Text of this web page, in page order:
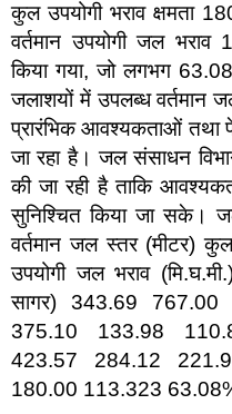
कुल उपयोगी भराव क्षमता
वर्तमान उपयोगी जल
किया गया, जो लगभग
जलाशयों में उपलब्ध वर्तमान
प्रारंभिक आवश्यकताओं तथा
जा रहा है। जल संसाधन
की जा रही है ताकि
सुनिश्चित किया जा सके।
वर्तमान जल स्तर (मीटर) कुल
उपयोगी जल भराव
सागर) 343.69 767.00
375.10 133.98
423.57 284.12
180.00 113.323